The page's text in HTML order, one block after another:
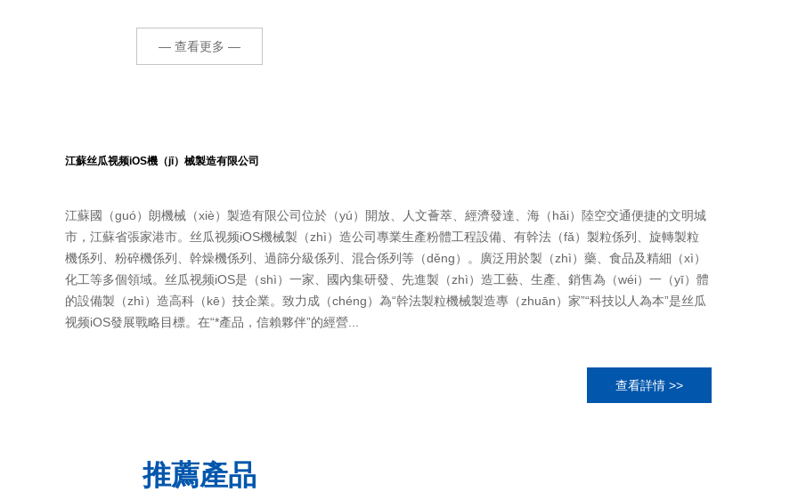
速（sù）旋轉（zhuǎn）製
— 查看更多 —
江蘇丝瓜视频iOS機（jī）械製造有限公司
江蘇國（guó）朗機械（xiè）製造有限公司位於（yú）開放、人文薈萃、經濟發達、海（hǎi）陸空交通便捷的文明城
市，江蘇省張家港市。丝瓜视频iOS機械製（zhì）造公司專業生產粉體工程設備、有幹法（fǎ）製粒係列、旋轉製粒
機係列、粉碎機係列、幹燥機係列、過篩分級係列、混合係列等（děng）。廣泛用於製（zhì）藥、食品及精細（xì）
化工等多個領域。丝瓜视频iOS是（shì）一家、國內集研發、先進製（zhì）造工藝、生產、銷售為（wéi）一（yī）體
的設備製（zhì）造高科（kē）技企業。致力成（chéng）為“幹法製粒機械製造專（zhuān）家”“科技以人為本”是丝瓜
视频iOS發展戰略目標。在“*產品，信賴夥伴”的經營...
查看詳情 >>
推薦產品